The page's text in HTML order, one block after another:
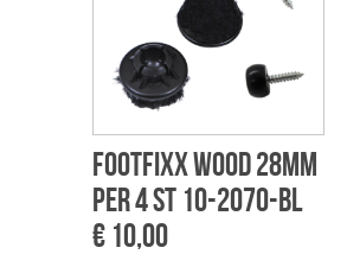
Footfixx Wood 28mm
per 4 st 10-2070-BL
€ 10,00